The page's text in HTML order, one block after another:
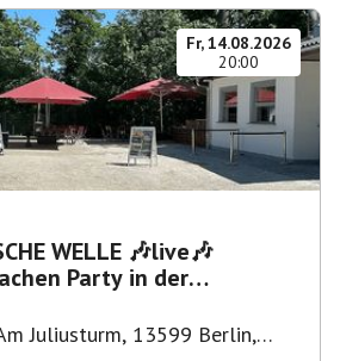
Fr, 14.08.2026
20:00
WELLE 🎶live🎶
Party in der
Juliusturm, 13599 Berlin,